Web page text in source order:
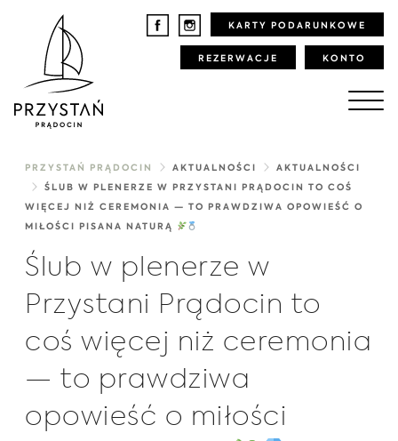
KARTY PODARUNKOWE
REZERWACJE KONTO
PRZYSTAŃ PRĄDOCIN AKTUALNOŚCI AKTUALNOŚCI
ŚLUB W PLENERZE W PRZYSTANI PRĄDOCIN TO COŚ
WIĘCEJ NIŻ CEREMONIA — TO PRAWDZIWA OPOWIEŚĆ O
MIŁOŚCI PISANA NATURĄ
Ślub w plenerze w
Przystani Prądocin to
coś więcej niż ceremonia
— to prawdziwa
opowieść o miłości